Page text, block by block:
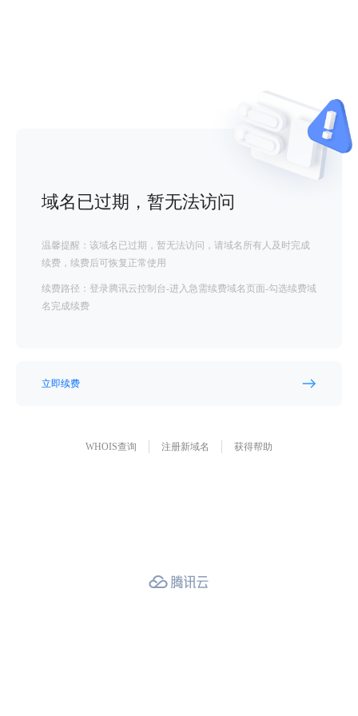
域名已过期，暂无法访问
温馨提醒：该域名已过期，暂无法访问，请域名所有人及时完成
续费，续费后可恢复正常使用
续费路径：登录腾讯云控制台-进入急需续费域名页面-勾选续费域
名完成续费
立即续费
WHOIS查询 注册新域名 获得帮助